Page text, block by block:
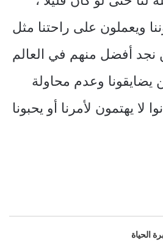
ويعملون على راحتنا مثل
نجد أفضل منهم في العالم
يضايقونا وعدم محاولة
لا يهتمون لأمرنا أو يحبونا
الحياة